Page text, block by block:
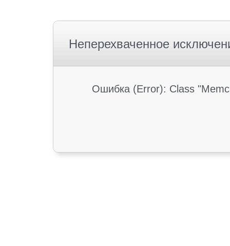
Неперехваченное
Ошибка (Error): Class